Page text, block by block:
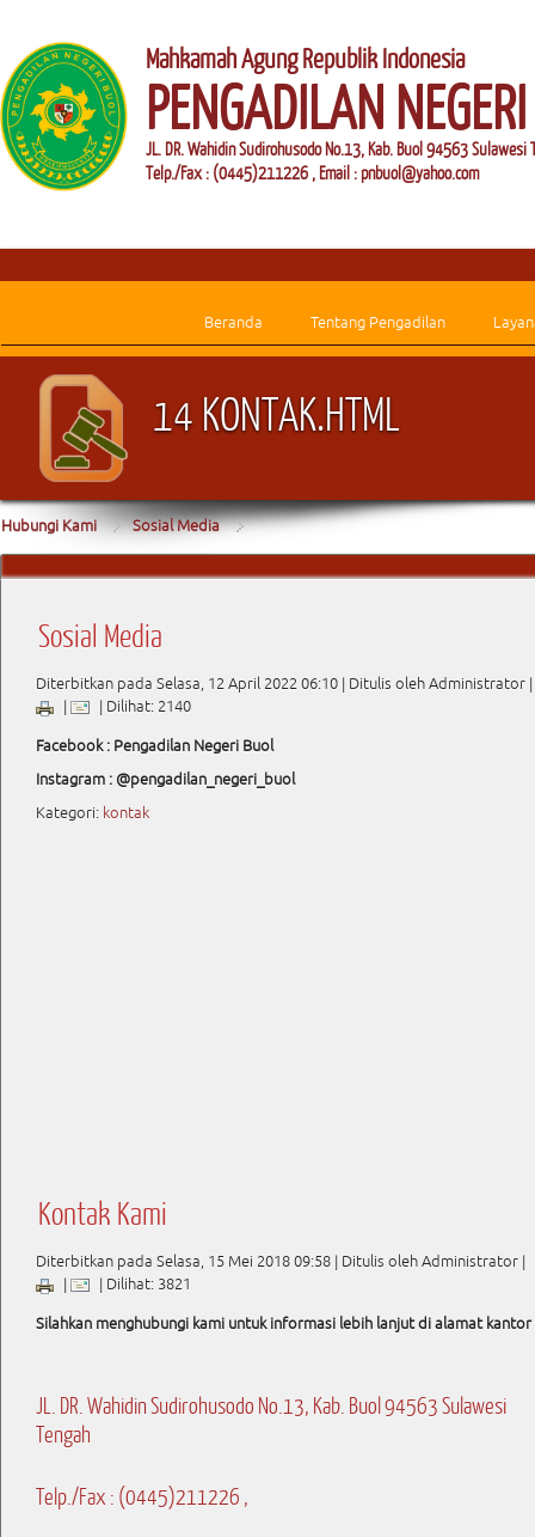
Mahkamah Agung Republik Indonesia
PENGADILAN
JL. DR. Wahidin Sudirohusodo No.13, Kab. Buol 94563 Sulawesi
Telp./Fax : (0445)211226 , Email : pnbuol@yahoo.com
Beranda Tentang Pengadilan
14 KONTAK.HTML
Hubungi Kami Sosial Media
Sosial Media
Diterbitkan pada Selasa, 12 April 2022 06:10 | Ditulis oleh Administrator |
|
| Dilihat: 2140
Facebook : Pengadilan Negeri Buol
Instagram : @pengadilan_negeri_buol
Kategori: kontak
Kontak Kami
Diterbitkan pada Selasa, 15 Mei 2018 09:58 | Ditulis oleh Administrator |
|
| Dilihat: 3821
Silahkan menghubungi kami untuk informasi lebih lanjut di alamat kantor
JL. DR. Wahidin Sudirohusodo No.13, Kab. Buol 94563 Sulawesi
Tengah
Telp./Fax : (0445)211226 ,